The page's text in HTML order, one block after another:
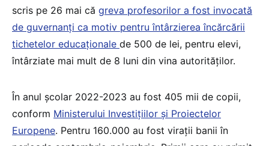
scris pe 26 mai că greva profesorilor a fost invocată
de guvernanți ca motiv pentru întârzierea încărcării
tichetelor educaționale de 500 de lei, pentru elevi,
întârziate mai mult de 8 luni din vina autorităților.
În anul școlar 2022-2023 au fost 405 mii de copii,
conform Ministerului Investițiilor și Proiectelor
Europene. Pentru 160.000 au fost virații banii în